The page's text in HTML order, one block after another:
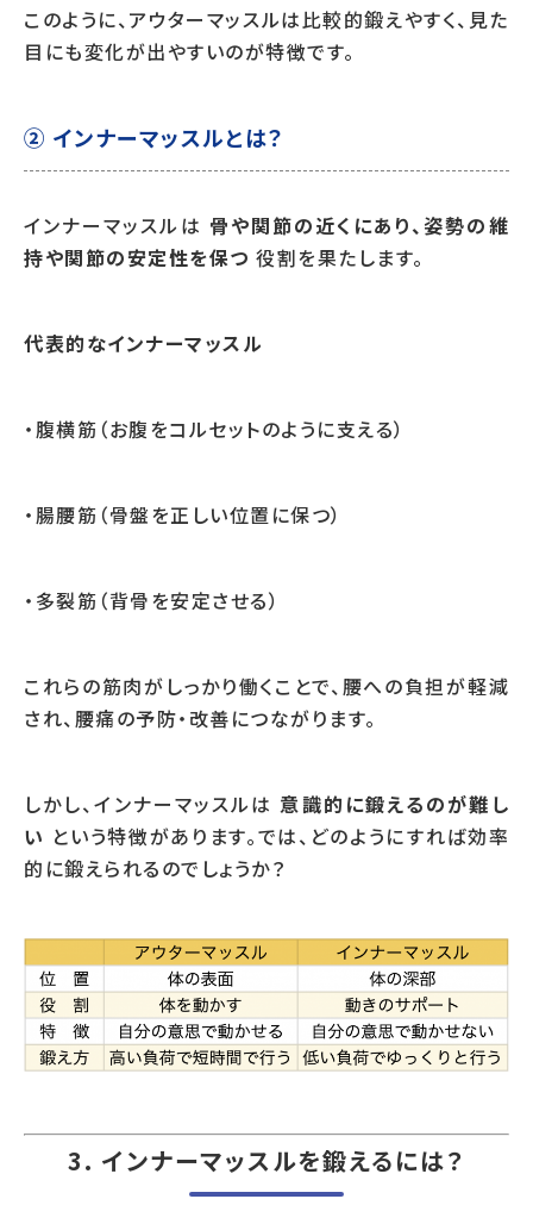
このように、アウターマッスルは比較的鍛えやすく、見た
目にも変化が出やすいのが特徴です。
② インナーマッスルとは？
インナーマッスルは 骨や関節の近くにあり、姿勢の維
持や関節の安定性を保つ 役割を果たします。
代表的なインナーマッスル
・腹横筋（お腹をコルセットのように支える）
・腸腰筋（骨盤を正しい位置に保つ）
・多裂筋（背骨を安定させる）
これらの筋肉がしっかり働くことで、腰への負担が軽減
され、腰痛の予防・改善につながります。
しかし、インナーマッスルは意識的に鍛えるのが難し
い という特徴があります。では、どのようにすれば効率
的に鍛えられるのでしょうか？
3. インナーマッスルを鍛えるには？